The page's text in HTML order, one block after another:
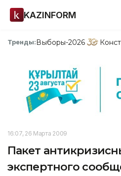
KAZINFORM
Тренды:Выборы-2026
16:07, 26 Марта 2009
Пакет
экспертного